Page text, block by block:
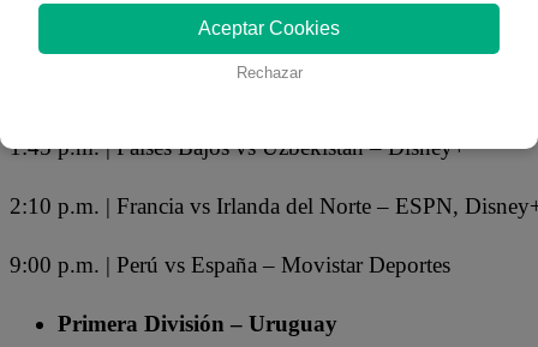
PARTIDOS DE HOY, LUNES 8 DE
1:45 p.m. | Países Bajos vs Uzbekistán – Disney+
2:10 p.m. | Francia vs Irlanda del Norte – ESPN,
9:00 p.m. | Perú vs España – Movistar Deportes
Primera División – Uruguay
Aceptar Cookies
Rechazar